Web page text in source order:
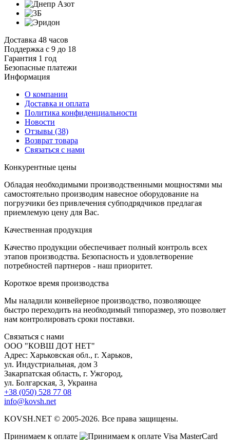
Доставка 48 часов
Поддержка с 9 до 18
Гарантия 1 год
Безопасные платежи
Информация
О компании
Доставка и оплата
Политика конфиденциальности
Новости
Отзывы (38)
Возврат товара
Связаться с нами
Конкурентные цены
Обладая необходимыми производственными мощностями мы
самостоятельно производим навесное оборудование на
погрузчики без привлечения субподрядчиков предлагая
приемлемую цену для Вас.
Качественная продукция
Качество продукции обеспечивает полный контроль всех
этапов производства. Безопасность и удовлетворение
потребностей партнеров - наш приоритет.
Короткое время производства
Мы наладили конвейерное производство, позволяющее
быстро переходить на необходимый типоразмер, это позволяет
нам контролировать сроки поставки.
Связаться с нами
ООО "КОВШ ДОТ НЕТ"
Адрес: Харьковская обл., г. Харьков,
ул. Индустриальная, дом 3
Закарпатская область, г. Ужгород,
ул. Болгарская, 3, Украина
+38 (050) 528 77 08
info@kovsh.net
KOVSH.NET © 2005-2026. Все права защищены.
Принимаем к оплате